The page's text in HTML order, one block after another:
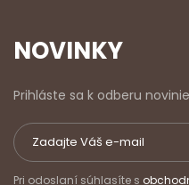
NOVINKY
Prihláste sa k odberu
Pri odoslaní súhlasíte s